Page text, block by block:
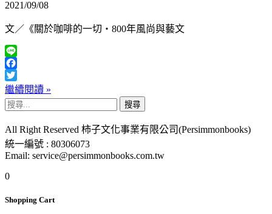
2021/09/08
文／《關於咖啡的一切‧800年風尚與藝文
Line
Facebook
Twitter
繼續閱讀 »
搜
關
鍵
字:
All Right Reserved 柿子文化事業有限公司(Persimmonbooks)
統一編號 : 80306073
Email: service@persimmonbooks.com.tw
0
Shopping Cart